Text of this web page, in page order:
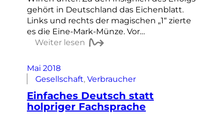
gehört in Deutschland das Eichenblatt.
Links und rechts der magischen „1“ zierte
es die Eine-Mark-Münze. Vor…
Weiter lesen
Mai 2018
Gesellschaft, Verbraucher
Einfaches Deutsch statt
holpriger Fachsprache